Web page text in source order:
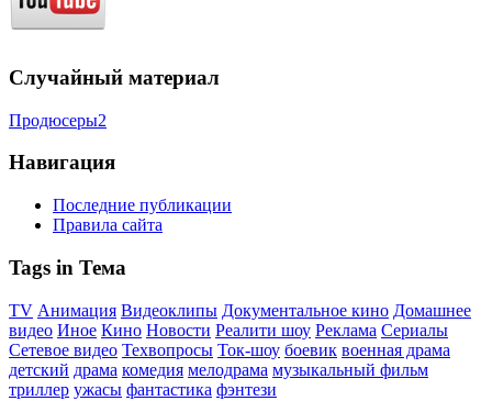
Случайный материал
Продюсеры2
Навигация
Последние публикации
Правила сайта
Tags in Тема
TV Анимация Видеоклипы Документальное кино Домашнее
видео Иное Кино Новости Реалити шоу Реклама Сериалы
Сетевое видео Техвопросы Ток-шоу боевик военная драма
детский драма комедия мелодрама музыкальный фильм
триллер ужасы фантастика фэнтези